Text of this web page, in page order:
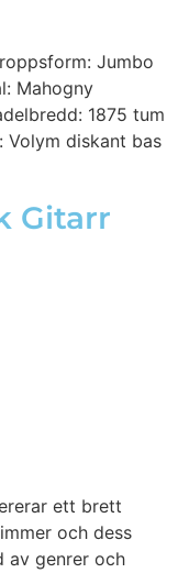
Jumbo
Mahogny
1875 tum
Volym diskant bas
Gitarr
ett brett
och dess
av genrer och